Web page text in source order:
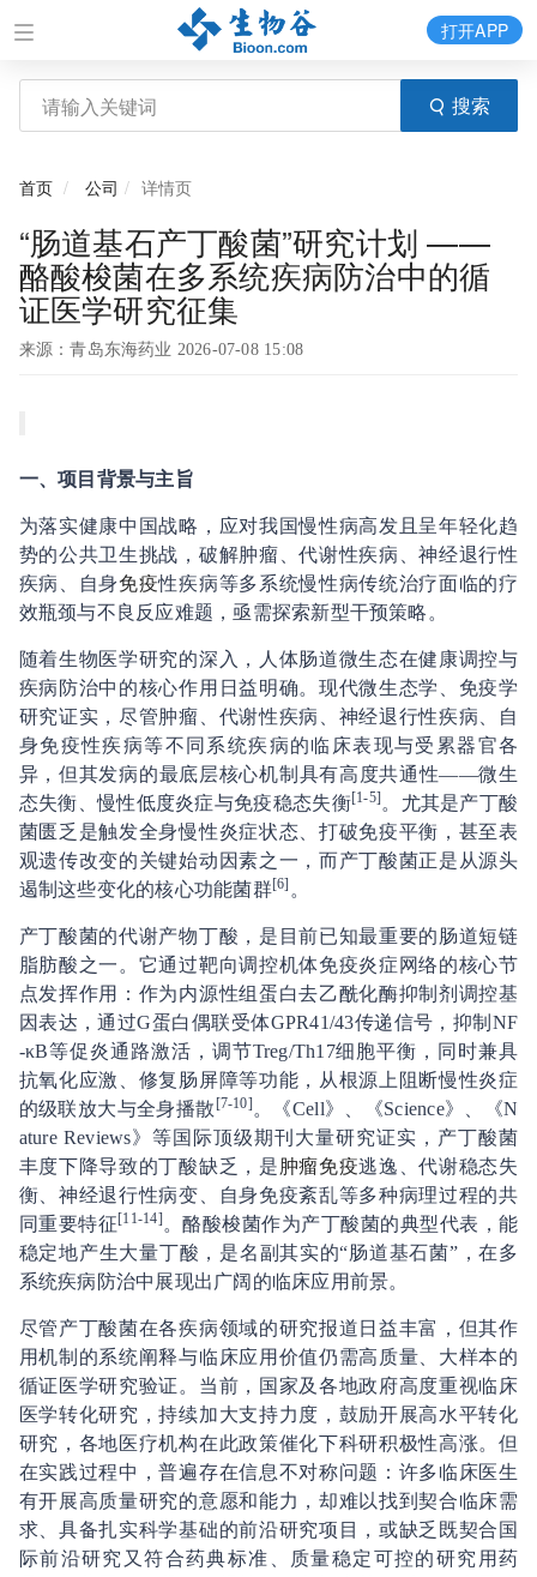
搜索
打开APP
首页 公司 详情页
“肠道基石产丁酸菌”研究计划 ——
酪酸梭菌在多系统疾病防治中的循
证医学研究征集
来源：青岛东海药业 2026-07-08 15:08
一、项目背景与主旨
为落实健康中国战略，应对我国慢性病高发且呈年轻化趋
势的公共卫生挑战，破解肿瘤、代谢性疾病、神经退行性
疾病、自身免疫性疾病等多系统慢性病传统治疗面临的疗
效瓶颈与不良反应难题，亟需探索新型干预策略。
随着生物医学研究的深入，人体肠道微生态在健康调控与
疾病防治中的核心作用日益明确。现代微生态学、免疫学
研究证实，尽管肿瘤、代谢性疾病、神经退行性疾病、自
身免疫性疾病等不同系统疾病的临床表现与受累器官各
异，但其发病的最底层核心机制具有高度共通性——微生
态失衡、慢性低度炎症与免疫稳态失衡[1-5] 。尤其是产丁酸
菌匮乏是触发全身慢性炎症状态、打破免疫平衡，甚至表
观遗传改变的关键始动因素之一，而产丁酸菌正是从源头
遏制这些变化的核心功能菌群[6] 。
产丁酸菌的代谢产物丁酸，是目前已知最重要的肠道短链
脂肪酸之一。它通过靶向调控机体免疫炎症网络的核心节
点发挥作用：作为内源性组蛋白去乙酰化酶抑制剂调控基
因表达，通过G蛋白偶联受体GPR41/43传递信号，抑制NF
-κB等促炎通路激活，调节Treg/Th17细胞平衡，同时兼具
抗氧化应激、修复肠屏障等功能，从根源上阻断慢性炎症
的级联放大与全身播散 [7-10] 。《Cell》、《Science》、《N
ature Reviews》等国际顶级期刊大量研究证实，产丁酸菌
丰度下降导致的丁酸缺乏，是 肿瘤免疫逃逸、代谢稳态失
衡、神经退行性病变、自身免疫紊乱等多种病理过程的共
同重要特征[11-14] 。酪酸梭菌作为产丁酸菌的典型代表，能
稳定地产生大量丁酸，是名副其实的“肠道基石菌”，在多
系统疾病防治中展现出广阔的临床应用前景。
尽管产丁酸菌在各疾病领域的研究报道日益丰富，但其作
用机制的系统阐释与临床应用价值仍需高质量、大样本的
循证医学研究验证。当前，国家及各地政府高度重视临床
医学转化研究，持续加大支持力度，鼓励开展高水平转化
研究，各地医疗机构在此政策催化下科研积极性高涨。但
在实践过程中，普遍存在信息不对称问题：许多临床医生
有开展高质量研究的意愿和能力，却难以找到契合临床需
求、具备扎实科学基础的前沿研究项目，或缺乏既契合国
际前沿研究又符合药典标准、质量稳定可控的研究用药